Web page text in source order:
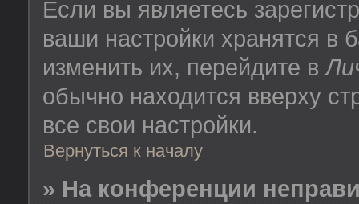
Если вы являетесь
ваши настройки хранятся
изменить их, перейдите в
обычно находится вверху
все свои настройки.
Вернуться к началу
» На конференции